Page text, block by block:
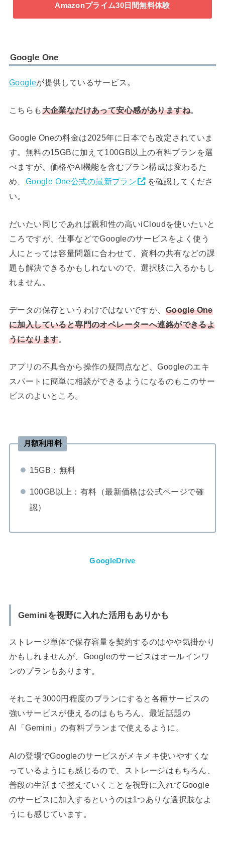
Amazonプライム30日間無料体験
Google One
Googleが提供しているサービス。
こちらも大企業なだけあって安心感がありますね。
Google Oneの料金は2025年に日本でも改定されていま
す。無料の15GBに加えて100GB以上の有料プランを選
べますが、価格やAI機能を含むプラン構成は変わるた
め、 Google One公式の最新プラン
を確認してくださ
い。
だいたい同じであれば親和性の高いiCloudを使いたいと
ころですが、仕事などでGoogleのサービスをよく使う
人にとっては容量問題に合わせて、資料の共有などの課
題も解決できるかもしれないので、選択肢に入るかもし
れません。
データの保存というわけではないですが、 Google One
に加入していると専門のオペレーターへ連絡ができるよ
うになります。
アプリの不具合から操作の疑問点など、Googleのエキ
スパートに簡単に相談ができるようになるのもこのサー
ビスのよいところ。
月額利用料
15GB：無料
100GB以上：有料（最新価格は公式ページで確
認）
GoogleDrive
Geminiを視野に入れた活用もありかも
ストレージ単体で保存容量を契約するのはやや気掛かり
かもしれませんが、Googleのサービスはオールインワ
ンのプランもあります。
それこそ3000円程度のプランにすると各種サービスの
強いサービスが使えるのはもちろん、最近話題の
AI「Gemini」の有料プランまで使えるように。
AIの登場でGoogleのサービスがメキメキ使いやすくな
っているようにも感じるので、ストレージはもちろん、
普段の生活まで整えていくことを視野に入れてGoogle
のサービスに加入するというのは1つありな選択肢なよ
うにも感じています。